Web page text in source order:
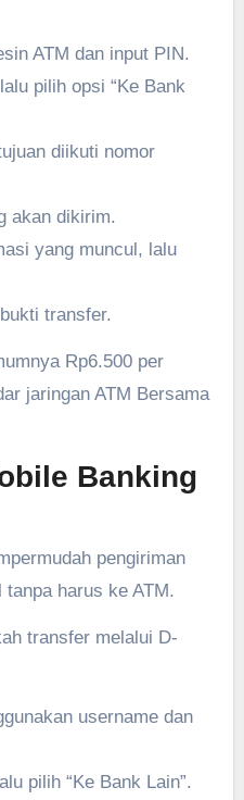
ATM dan input PIN.
pilih opsi “Ke Bank
diikuti nomor
akan dikirim.
yang muncul, lalu
transfer.
Rp6.500 per
jaringan ATM Bersama
Banking
pengiriman
harus ke ATM.
transfer melalui D-
username dan
pilih “Ke Bank Lain”.